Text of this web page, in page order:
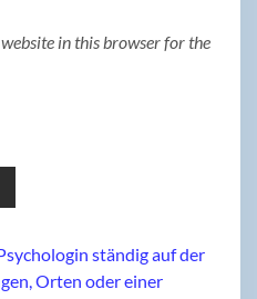
in this browser for the